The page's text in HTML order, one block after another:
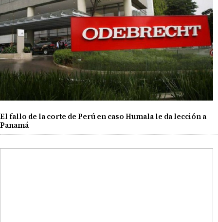
El fallo de la corte de Perú en caso Humala le da lección a
Panamá